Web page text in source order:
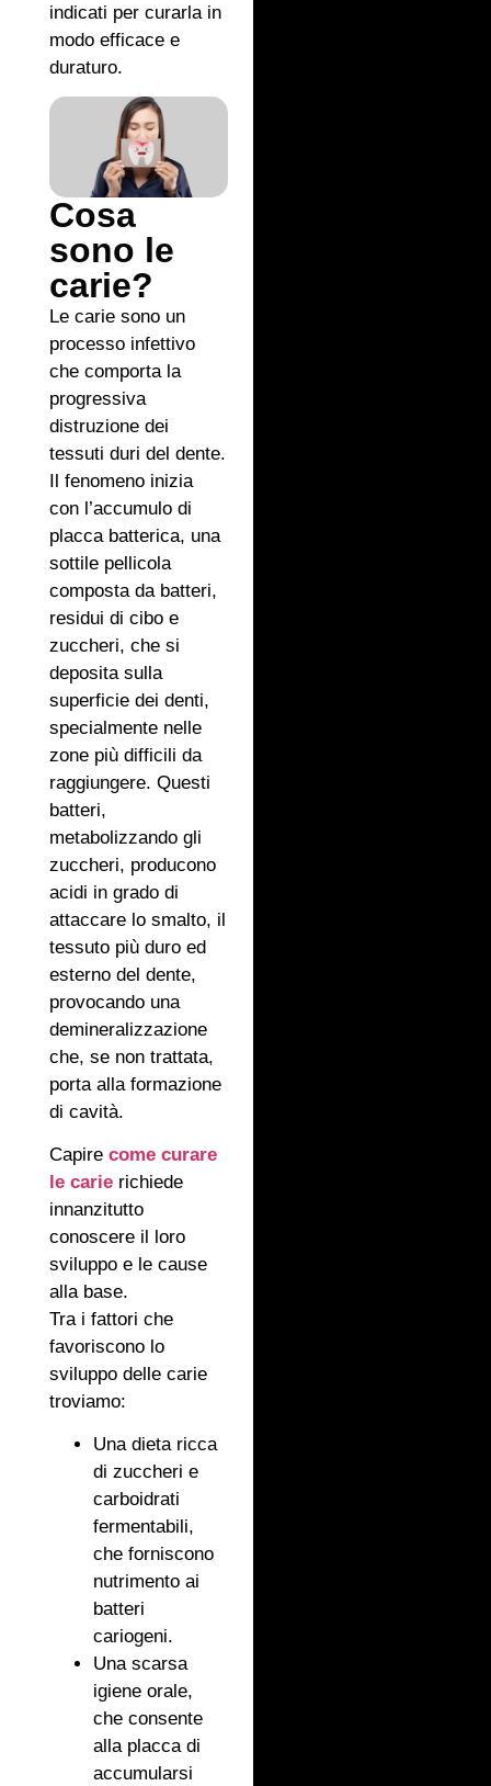
indicati per curarla in
modo efficace e
duraturo.
Cosa
sono le
carie?
Le carie sono un
processo infettivo
che comporta la
progressiva
distruzione dei
tessuti duri del dente.
Il fenomeno inizia
con l’accumulo di
placca batterica, una
sottile pellicola
composta da batteri,
residui di cibo e
zuccheri, che si
deposita sulla
superficie dei denti,
specialmente nelle
zone più difficili da
raggiungere. Questi
batteri,
metabolizzando gli
zuccheri, producono
acidi in grado di
attaccare lo smalto, il
tessuto più duro ed
esterno del dente,
provocando una
demineralizzazione
che, se non trattata,
porta alla formazione
di cavità.
Capirecome curare
le carie richiede
innanzitutto
conoscere il loro
sviluppo e le cause
alla base.
Tra i fattori che
favoriscono lo
sviluppo delle carie
troviamo:
Una dieta ricca
di zuccheri e
carboidrati
fermentabili,
che forniscono
nutrimento ai
batteri
cariogeni.
Una scarsa
igiene orale,
che consente
alla placca di
accumularsi